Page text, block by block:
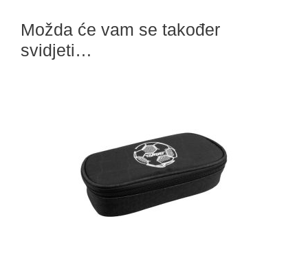
Možda će vam se također
svidjeti…